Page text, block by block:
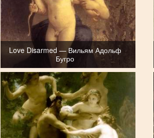
Love Disarmed — Вильям Адольф
Бугро